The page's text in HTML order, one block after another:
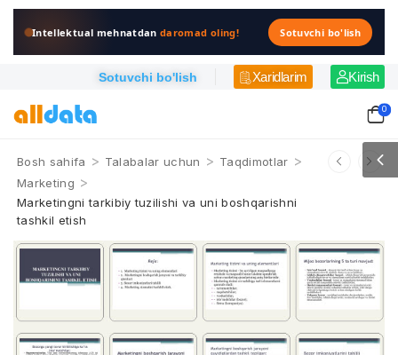
Intellektual mehnatdandaromad oling! Sotuvchi bo'lish
Sotuvchi bo'lish Xaridlarim Kirish
0
Bosh sahifa > Talabalar uchun > Taqdimotlar >
Marketing >
Marketingni tarkibiy tuzilishi va uni boshqarishni
tashkil etish